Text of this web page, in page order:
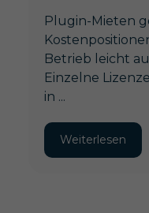
Plugin-Mieten
Betrieb leicht
Einzelne
in ...
Weiterlesen